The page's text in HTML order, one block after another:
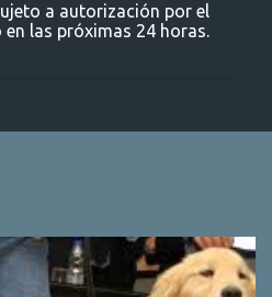
a autorización por el
las próximas 24 horas.